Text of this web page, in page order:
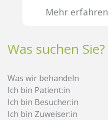
Mehr erfahren
Was suchen Sie?
Was wir behandeln
Ich bin Patient:in
Ich bin Besucher:in
Ich bin Zuweiser:in